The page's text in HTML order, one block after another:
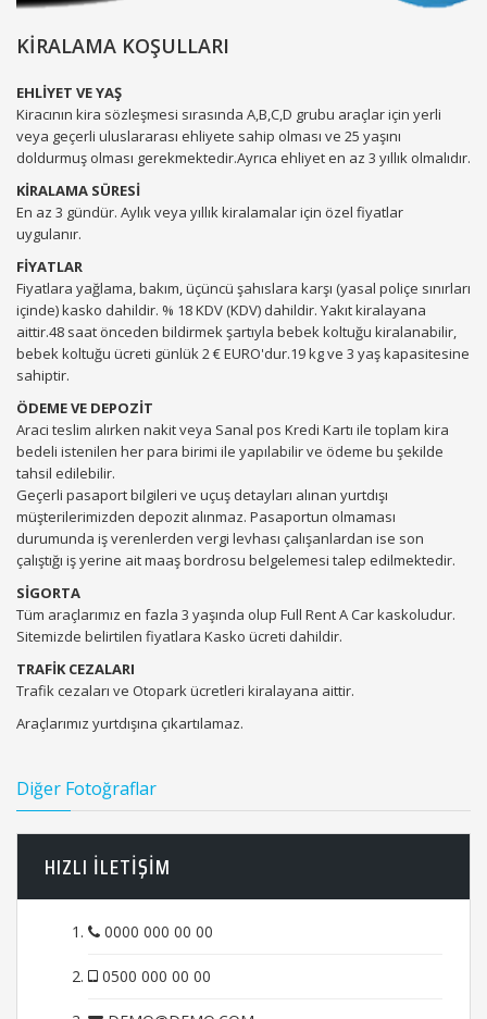
KİRALAMA KOŞULLARI
EHLİYET VE YAŞ
Kiracının kira sözleşmesi sırasında A,B,C,D grubu araçlar için yerli
veya geçerli uluslararası ehliyete sahip olması ve 25 yaşını
doldurmuş olması gerekmektedir.Ayrıca ehliyet en az 3 yıllık olmalıdır.
KİRALAMA SÜRESİ
En az 3 gündür. Aylık veya yıllık kiralamalar için özel fiyatlar
uygulanır.
FİYATLAR
Fiyatlara yağlama, bakım, üçüncü şahıslara karşı (yasal poliçe sınırları
içinde) kasko dahildir. % 18 KDV (KDV) dahildir. Yakıt kiralayana
aittir.48 saat önceden bildirmek şartıyla bebek koltuğu kiralanabilir,
bebek koltuğu ücreti günlük 2 € EURO'dur.19 kg ve 3 yaş kapasitesine
sahiptir.
ÖDEME VE DEPOZİT
Araci teslim alırken nakit veya Sanal pos Kredi Kartı ile toplam kira
bedeli istenilen her para birimi ile yapılabilir ve ödeme bu şekilde
tahsil edilebilir.
Geçerli pasaport bilgileri ve uçuş detayları alınan yurtdışı
müşterilerimizden depozit alınmaz. Pasaportun olmaması
durumunda iş verenlerden vergi levhası çalışanlardan ise son
çalıştığı iş yerine ait maaş bordrosu belgelemesi talep edilmektedir.
SİGORTA
Tüm araçlarımız en fazla 3 yaşında olup Full Rent A Car kaskoludur.
Sitemizde belirtilen fiyatlara Kasko ücreti dahildir.
TRAFİK CEZALARI
Trafik cezaları ve Otopark ücretleri kiralayana aittir.
Araçlarımız yurtdışına çıkartılamaz.
Diğer Fotoğraflar
HIZLI ILETIŞIM
0000 000 00 00
0500 000 00 00